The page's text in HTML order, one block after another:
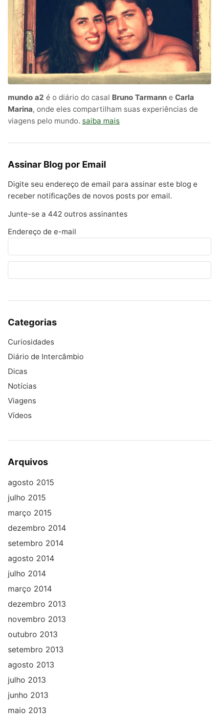
mundo a2 é o diário do casal Bruno Tarmann e Carla
Marina, onde eles compartilham suas experiências de
viagens pelo mundo. saiba mais
Assinar Blog por Email
Digite seu endereço de email para assinar este blog e
receber notificações de novos posts por email.
Junte-se a 442 outros assinantes
Endereço de e-mail
Categorias
Curiosidades
Diário de Intercâmbio
Dicas
Notícias
Viagens
Vídeos
Arquivos
agosto 2015
julho 2015
março 2015
dezembro 2014
setembro 2014
agosto 2014
julho 2014
março 2014
dezembro 2013
novembro 2013
outubro 2013
setembro 2013
agosto 2013
julho 2013
junho 2013
maio 2013